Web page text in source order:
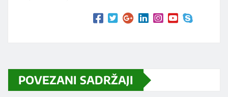
POVEZANI SADRŽAJI